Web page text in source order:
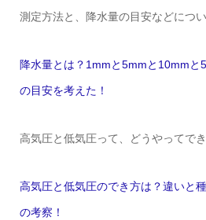
測定方法と、降水量の目安などにつ
降水量とは？1mmと5mmと10mm
の目安を考えた！
高気圧と低気圧って、どうやってで
高気圧と低気圧のでき方は？違いと
の考察！